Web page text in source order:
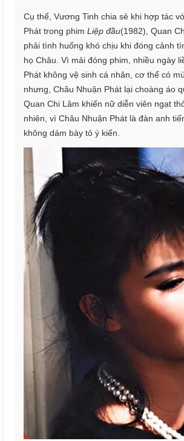
Cụ thể, Vương Tinh chia sẻ khi hợp tác
Phát trong phimLiệp đầu(1982), Quan
phải tình huống khó chịu khi đóng cảnh
họ Châu. Vì mải đóng phim, nhiều ngày
Phát không vệ sinh cá nhân, cơ thể có
nhưng, Châu Nhuận Phát lại choàng áo
Quan Chi Lâm khiến nữ diễn viên ngạt
nhiên, vì Châu Nhuận Phát là đàn anh
không dám bày tỏ ý kiến.